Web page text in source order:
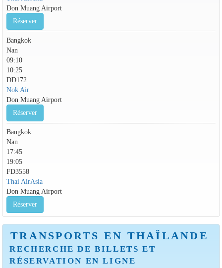
Don Muang Airport
Réserver
Bangkok
Nan
09:10
10:25
DD172
Nok Air
Don Muang Airport
Réserver
Bangkok
Nan
17:45
19:05
FD3558
Thai AirAsia
Don Muang Airport
Réserver
TRANSPORTS EN THAÏLANDE
RECHERCHE DE BILLETS ET
RÉSERVATION EN LIGNE